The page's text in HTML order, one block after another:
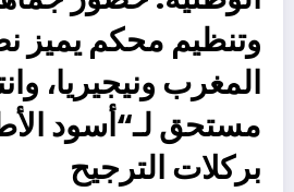
وتنظيم محكم يميز
المغرب ونيجيريا،
مستحق لـ“أسود
بركلات الترجيح